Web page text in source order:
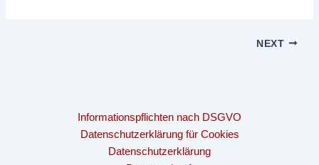
NEXT
Informationspflichten nach DSGVO
Datenschutzerklärung für Cookies
Datenschutzerklärung